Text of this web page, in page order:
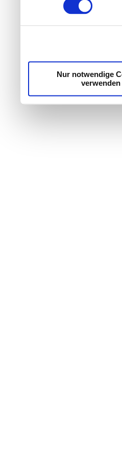
Wir verwenden Cookies,
die Zugriffe auf unsere
Dienste gesammelt
Nur notwendige
verwenden